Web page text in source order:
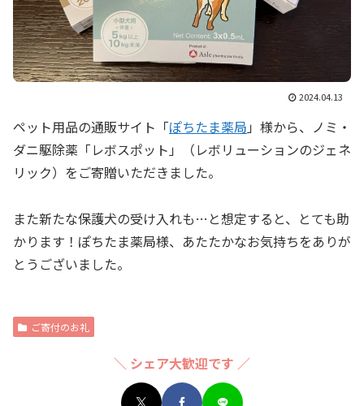
2024.04.13
ペット用品の通販サイト「ぽちたま薬局 」様から、ノミ・
ダニ駆除薬「レボスポット」（レボリューションのジェネ
リック）をご寄贈いただきました。
また新たな保護犬の受け入れも…と想定すると、とても助
かります！ぽちたま薬局様、あたたかなお気持ちをありが
とうございました。
ご寄付のお礼
＼ シェア大歓迎です ／